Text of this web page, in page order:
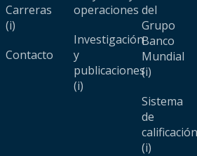
Carreras
(i)
Contacto
operaciones
Investigación
y
publicaciones
(i)
del
Grupo
Banco
Mundial
(i)
Sistema
de
calificación
(i)